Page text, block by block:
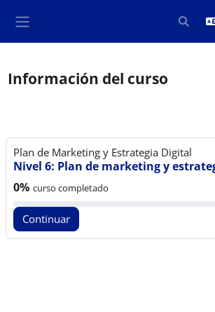
Información del curso
Plan de Marketing y Estrategia Digital
Nivel 6: Plan de marketing y
Progreso del curso:
0% curso completado
Continuar